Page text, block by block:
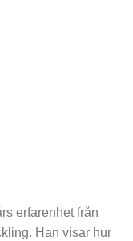
erfarenhet från
Han visar hur